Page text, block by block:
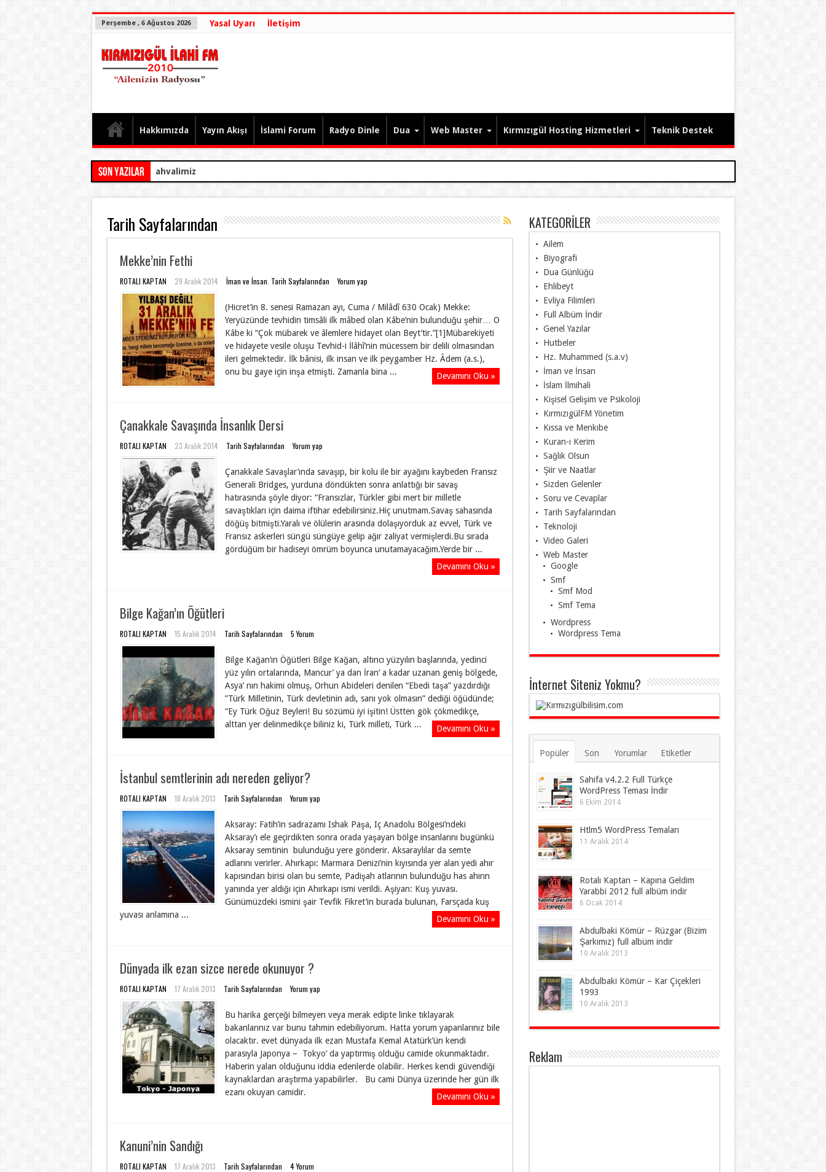
Perşembe , 6 Ağustos 2026 Yasal Uyarı İletişim
Hakkımızda Yayın Akışı İslami Forum Radyo Dinle Dua Web Master Kırmızıgül Hosting Hizmetleri Teknik Destek
SON YAZILAR Lanet Olsun Terör e
Tarih Sayfalarından
Mekke’nin Fethi
ROTALI KAPTAN 29 Aralık 2014 İman ve İnsan Tarih Sayfalarından Yorum yap
(Hicret’in 8. senesi Ramazan ayı, Cuma / Milâdî 630 Ocak) Mekke:
Yeryüzünde tevhidin timsâli ilk mâbed olan Kâbe’nin bulunduğu şe­hir… O
Kâbe ki “Çok mübarek ve âlemlere hidayet olan Beyt’tir.”[1]Mübare­kiyeti
ve hidayete vesile oluşu Tevhid-i İlâhî’nin mücessem bir delili olmasın­dan
ileri gelmektedir. İlk bânisi, ilk insan ve ilk peygamber Hz. Âdem (a.s.),
onu bu gaye için inşa et­mişti. Zamanla bina ...
Devamını Oku »
Çanakkale Savaşında İnsanlık Dersi
ROTALI KAPTAN 23 Aralık 2014 Tarih Sayfalarından Yorum yap
Çanakkale Savaşlar’ında savaşıp, bir kolu ile bir ayağını kaybeden Fransız
Generali Bridges, yurduna döndükten sonra anlattığı bir savaş
hatırasında şöyle diyor: “Fransızlar, Türkler gibi mert bir milletle
savaştıkları için daima iftihar edebilirsiniz.Hiç unutmam.Savaş sahasında
döğüş bitmişti.Yaralı ve ölülerin arasında dolaşıyorduk az evvel, Türk ve
Fransız askerleri süngü süngüye gelip ağır zaliyat vermişlerdi.Bu sırada
gördüğüm bir hadiseyi ömrüm boyunca unutamayacağım.Yerde bir ...
Devamını Oku »
Bilge Kağan’ın Öğütleri
ROTALI KAPTAN 15 Aralık 2014 Tarih Sayfalarından 5 Yorum
Bilge Kağan’ın Öğütleri Bilge Kağan, altıncı yüzyılın başlarında, yedinci
yüz yılın ortalarında, Mancur’ ya dan İran’ a kadar uzanan geniş bölgede,
Asya’ nın hakimi olmuş, Orhun Abideleri denilen “Ebedi taşa” yazdırdığı
”Türk Milletinin, Türk devletinin adı, sanı yok olmasın” dediği öğüdünde;
“Ey Türk Oğuz Beyleri! Bu sözümü iyi işitin! Üstten gök çökmedikçe,
alttan yer delinmedikçe biliniz ki, Türk milleti, Türk ...
Devamını Oku »
İstanbul semtlerinin adı nereden geliyor?
ROTALI KAPTAN 18 Aralık 2013 Tarih Sayfalarından Yorum yap
Aksaray: Fatih’in sadrazamı Ishak Paşa, Iç Anadolu Bölgesi’ndeki
Aksaray’ı ele geçirdikten sonra orada yaşayan bölge insanlarını bugünkü
Aksaray semtinin bulunduğu yere gönderir. Aksaraylılar da semte
adlarını verirler. Ahırkapı: Marmara Denizi’nin kıyısında yer alan yedi ahır
kapısından birisi olan bu semte, Padişah atlarının bulunduğu has ahırın
yanında yer aldığı için Ahırkapı ismi verildi. Aşiyan: Kuş yuvası.
Günümüzdeki ismini şair Tevfik Fikret’in burada bulunan, Farsçada kuş
yuvası anlamına ...
Devamını Oku »
Dünyada ilk ezan sizce nerede okunuyor ?
ROTALI KAPTAN 17 Aralık 2013 Tarih Sayfalarından Yorum yap
Bu harika gerçeği bilmeyen veya merak edipte linke tıklayarak
bakanlarınız var bunu tahmin edebiliyorum. Hatta yorum yapanlarınız bile
olacaktır. evet dünyada ilk ezan Mustafa Kemal Atatürk’ün kendi
parasıyla Japonya – Tokyo’ da yaptırmış olduğu camide okunmaktadır.
Haberin yalan olduğunu iddia edenlerde olabilir. Herkes kendi güvendiği
kaynaklardan araştırma yapabilirler. Bu cami Dünya üzerinde her gün ilk
ezanı okuyan camidir.
Devamını Oku »
Kanuni’nin Sandığı
ROTALI KAPTAN 17 Aralık 2013 Tarih Sayfalarından 4 Yorum
KATEGORİLER
Ailem
Biyografi
Dua Günlüğü
Ehlibeyt
Evliya Filimleri
Full Albüm İndir
Genel Yazılar
Hutbeler
Hz. Muhammed (s.a.v)
İman ve İnsan
İslam İlmihali
Kişisel Gelişim ve Psikoloji
KırmızıgülFM Yönetim
Kıssa ve Menkıbe
Kuran-ı Kerim
Sağlık Olsun
Şiir ve Naatlar
Sizden Gelenler
Soru ve Cevaplar
Tarih Sayfalarından
Teknoloji
Video Galeri
Web Master
Google
Smf
Smf Mod
Smf Tema
Wordpress
Wordpress Tema
İnternet Siteniz Yokmu?
Popüler Son Yorumlar Etiketler
Sahifa v4.2.2 Full Türkçe
WordPress Teması İndir
6 Ekim 2014
Htlm5 WordPress Temaları
11 Aralık 2014
Rotalı Kaptan – Kapına Geldim
Yarabbi 2012 full albüm indir
6 Ocak 2014
Abdulbaki Kömür – Rüzgar (Bizim
Şarkımız) full albüm indir
10 Aralık 2013
Abdulbaki Kömür – Kar Çiçekleri
1993
10 Aralık 2013
Reklam